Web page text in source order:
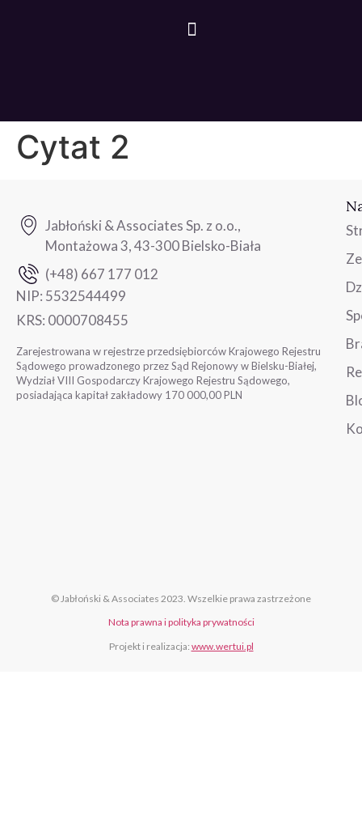
Cytat 2
Jabłoński & Associates Sp. z o.o.,
Montażowa 3, 43-300 Bielsko-Biała
(+48) 667 177 012
NIP: 5532544499
KRS: 0000708455
Zarejestrowana w rejestrze przedsiębiorców Krajowego Rejestru
Sądowego prowadzonego przez Sąd Rejonowy w Bielsku-Białej,
Wydział VIII Gospodarczy Krajowego Rejestru Sądowego,
posiadająca kapitał zakładowy 170 000,00 PLN
© Jabłoński & Associates 2023. Wszelkie prawa zastrzeżone
Nota prawna i polityka prywatności
Projekt i realizacja: www.wertui.pl